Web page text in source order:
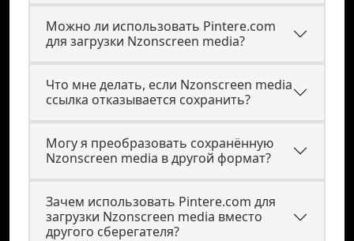
Можно ли использовать Pintere.com
для загрузки Nzonscreen media?
Что мне делать, если Nzonscreen media
ссылка отказывается сохранить?
Могу я преобразовать сохранённую
Nzonscreen media в другой формат?
Зачем использовать Pintere.com для
загрузки Nzonscreen media вместо
другого сберегателя?